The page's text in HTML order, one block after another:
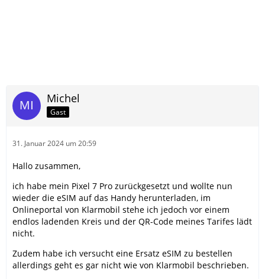
Michel
Gast
31. Januar 2024 um 20:59
Hallo zusammen,
ich habe mein Pixel 7 Pro zurückgesetzt und wollte nun
wieder die eSIM auf das Handy herunterladen, im
Onlineportal von Klarmobil stehe ich jedoch vor einem
endlos ladenden Kreis und der QR-Code meines Tarifes lädt
nicht.
Zudem habe ich versucht eine Ersatz eSIM zu bestellen
allerdings geht es gar nicht wie von Klarmobil beschrieben.